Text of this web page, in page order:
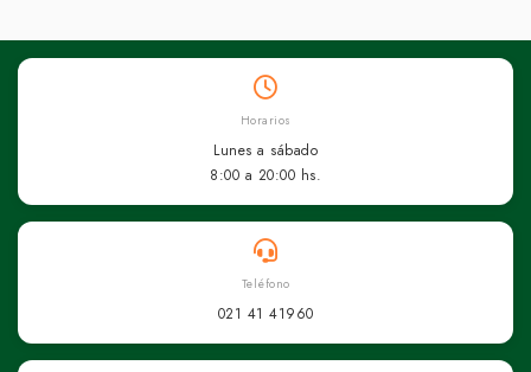
Horarios
Lunes a sábado
8:00 a 20:00 hs.
Teléfono
021 41 41960